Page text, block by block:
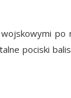
po
pociski